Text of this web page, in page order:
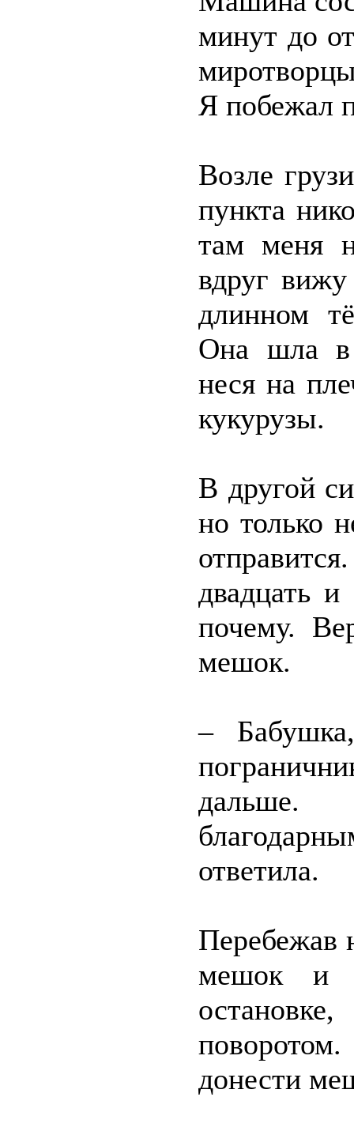
минут до
Я побежал
Возле
пункта
там меня
вдруг
длинном
Она шла в
неся на
кукурузы.
В другой
но только
двадцать
почему.
мешок.
–
дальше.
ответила.
Перебежав
мешок и
донести